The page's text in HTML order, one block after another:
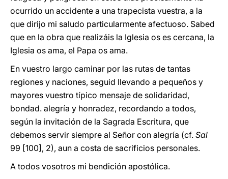
ocurrido un accidente a una trapecista vuestra, a la
que dirijo mi saludo particularmente afectuoso. Sabed
que en la obra que realizáis la Iglesia os es cercana, la
Iglesia os ama, el Papa os ama.
En vuestro largo caminar por las rutas de tantas
regiones y naciones, seguid llevando a pequeños y
mayores vuestro típico mensaje de solidaridad,
bondad. alegría y honradez, recordando a todos,
según la invitación de la Sagrada Escritura, que
debemos servir siempre al Señor con alegría (cf. Sal
99 [100], 2), aun a costa de sacrificios personales.
A todos vosotros mi bendición apostólica.